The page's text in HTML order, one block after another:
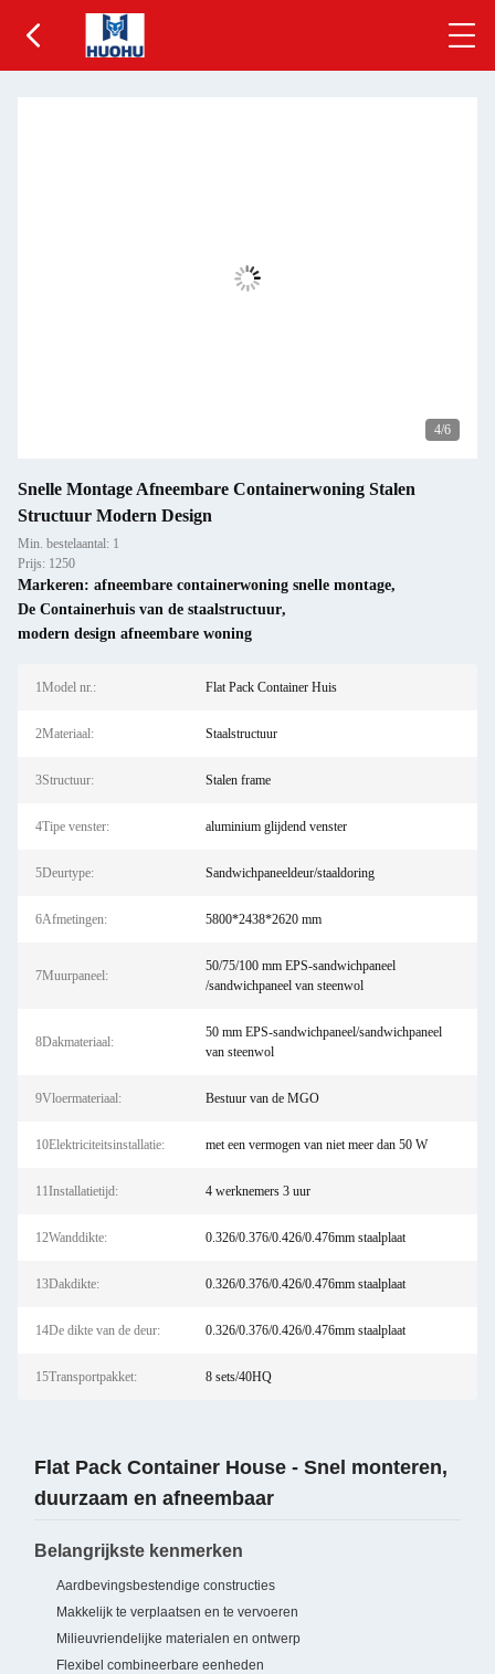
5/6
Snelle Montage Afneembare Containerwoning Stalen
Structuur Modern Design
Min. bestelaantal: 1
Prijs: 1250
Markeren: afneembare containerwoning snelle montage,
De Containerhuis van de staalstructuur,
modern design afneembare woning
1Model nr.: Flat Pack Container Huis
2Materiaal: Staalstructuur
3Structuur: Stalen frame
4Tipe venster: aluminium glijdend venster
5Deurtype: Sandwichpaneeldeur/staaldoring
6Afmetingen: 5800*2438*2620 mm
7Muurpaneel:
50/75/100 mm EPS-sandwichpaneel
/sandwichpaneel van steenwol
8Dakmateriaal:
50 mm EPS-sandwichpaneel/sandwichpaneel
van steenwol
9Vloermateriaal: Bestuur van de MGO
10Elektriciteitsinstallatie: met een vermogen van niet meer dan 50 W
11Installatietijd: 4 werknemers 3 uur
12Wanddikte: 0.326/0.376/0.426/0.476mm staalplaat
13Dakdikte: 0.326/0.376/0.426/0.476mm staalplaat
14De dikte van de deur: 0.326/0.376/0.426/0.476mm staalplaat
15Transportpakket: 8 sets/40HQ
Flat Pack Container House - Snel monteren,
duurzaam en afneembaar
Belangrijkste kenmerken
Aardbevingsbestendige constructies
Makkelijk te verplaatsen en te vervoeren
Milieuvriendelijke materialen en ontwerp
Flexibel combineerbare eenheden